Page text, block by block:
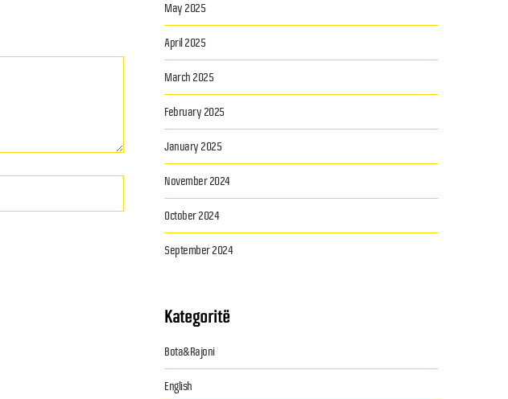
May 2025
April 2025
March 2025
February 2025
January 2025
November 2024
October 2024
September 2024
Kategoritë
Bota&Rajoni
English